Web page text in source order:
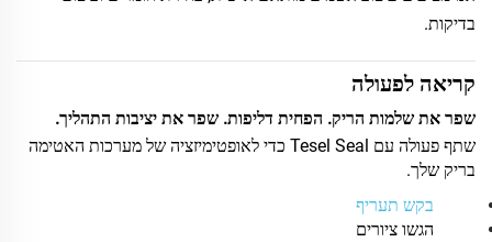
בדיקות.
קריאה לפעולה
שפר את שלמות הריק. הפחית דליפות. שפר את יציבות התהליך.
שתף פעולה עם Tesel Seal כדי לאופטימיזציה של מערכות האטימה
בריק שלך.
בקש תעריף
הגשו ציורים